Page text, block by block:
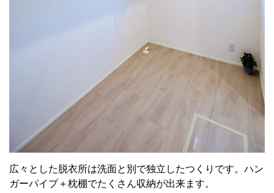
広々とした脱衣所は洗面と別で独立したつくりです。ハン
ガーパイプ＋枕棚でたくさん収納が出来ます。